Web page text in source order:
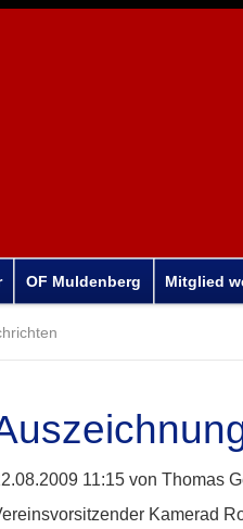
OF Muldenberg Mitglied
11:15 von Thomas
Kamerad